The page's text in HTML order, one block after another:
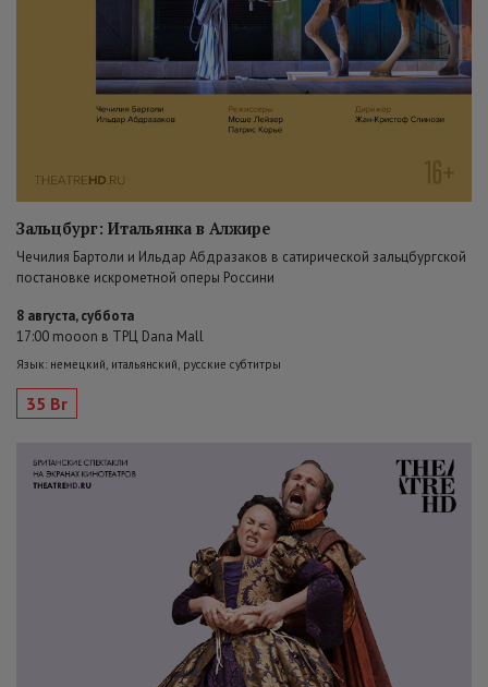
Зальцбург: Итальянка в Алжире
Чечилия Бартоли и Ильдар Абдразаков в сатирической зальцбургской
постановке искрометной оперы Россини
8 августа, суббота
17:00 mooon в ТРЦ Dana Mall
Язык: немецкий, итальянский, русские субтитры
35 Br